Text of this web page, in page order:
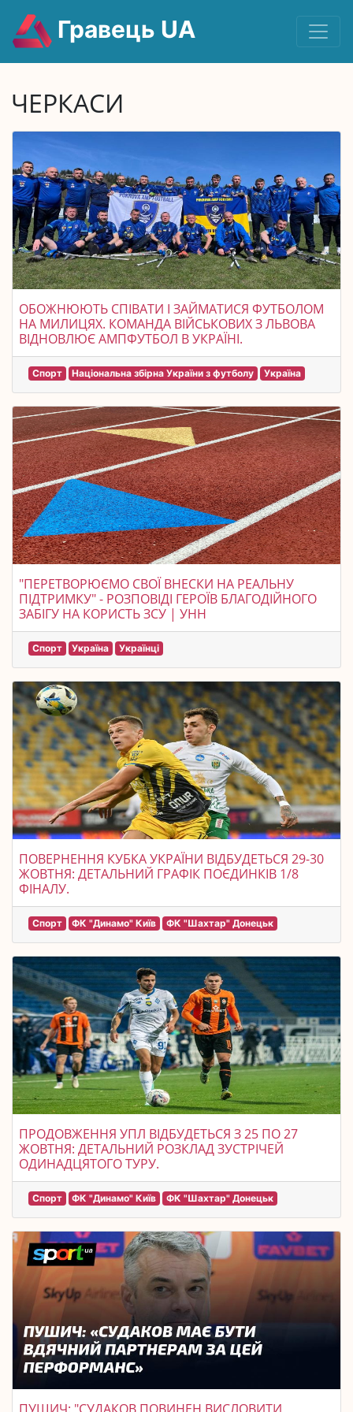
Гравець UA
ЧЕРКАСИ
ОБОЖНЮЮТЬ СПІВАТИ І ЗАЙМАТИСЯ ФУТБОЛОМ
НА МИЛИЦЯХ. КОМАНДА ВІЙСЬКОВИХ З ЛЬВОВА
ВІДНОВЛЮЄ АМПФУТБОЛ В УКРАЇНІ.
Спорт Національна збірна України з футболу Україна
"ПЕРЕТВОРЮЄМО СВОЇ ВНЕСКИ НА РЕАЛЬНУ
ПІДТРИМКУ" - РОЗПОВІДІ ГЕРОЇВ БЛАГОДІЙНОГО
ЗАБІГУ НА КОРИСТЬ ЗСУ | УНН
Спорт Україна Українці
ПОВЕРНЕННЯ КУБКА УКРАЇНИ ВІДБУДЕТЬСЯ 29-30
ЖОВТНЯ: ДЕТАЛЬНИЙ ГРАФІК ПОЄДИНКІВ 1/8
ФІНАЛУ.
Спорт ФК "Динамо" Київ ФК "Шахтар" Донецьк
ПРОДОВЖЕННЯ УПЛ ВІДБУДЕТЬСЯ З 25 ПО 27
ЖОВТНЯ: ДЕТАЛЬНИЙ РОЗКЛАД ЗУСТРІЧЕЙ
ОДИНАДЦЯТОГО ТУРУ.
Спорт ФК "Динамо" Київ ФК "Шахтар" Донецьк